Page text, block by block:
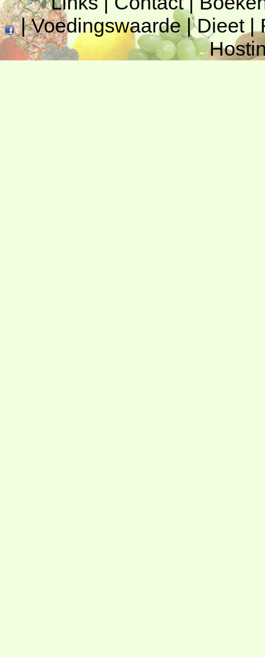
|Voedingswaarde|Dieet|